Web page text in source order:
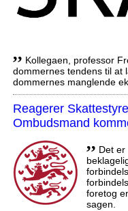
,, Kollegaen, professor
dommernes tendens til at
dommernes manglende
Reagerer
Ombudsmand
,, Det
foretog
sagen.